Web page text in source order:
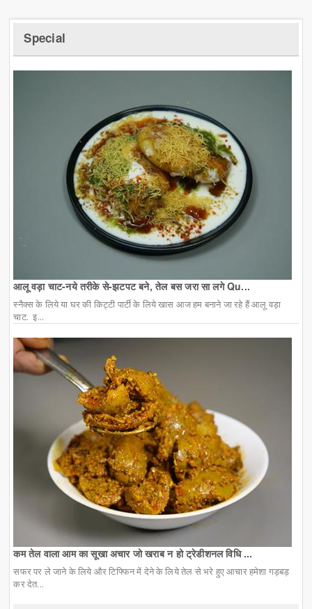
Special
आलू वड़ा चाट-नये तरीके से-झटपट बने, तेल बस जरा सा लगे Qu...
स्नैक्स के लिये या घर की किट्टी पार्टी के लिये खास आज हम बनाने जा रहे हैं आलू वड़ा
चाट. इ...
कम तेल वाला आम का सूखा अचार जो खराब न हो ट्रेडीशनल विधि ...
सफर पर ले जाने के लिये और टिफ्फिन में देने के लिये तेल से भरे हुए आचार हमेशा गड़बड़
कर देत...